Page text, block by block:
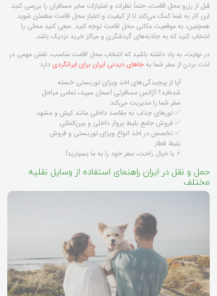
قبل از رزرو محل اقامت، حتماً نظرات و امتیازات سایر مسافران را بررسی کنید.
این کار به شما کمک می‌کند تا از کیفیت و اعتبار محل اقامت مطمئن شوید.
همچنین، به موقعیت مکانی محل اقامت توجه کنید. سعی کنید محلی را
انتخاب کنید که به جاذبه‌های گردشگری و مراکز خرید نزدیک باشد.
در نهایت، به یاد داشته باشید که انتخاب محل اقامت مناسب، نقش مهمی در
لذت بردن از سفر شما به جاهای دیدنی ایران برای ایرانگردی دارد.
آیا از پیچیدگی‌های اخذ ویزای توریستی خسته
شده‌اید؟ آژانس مسافرتی آسمان سپید، تمامی مراحل
سفر شما را مدیریت می‌کند.
✅ تورهای جذاب به مقاصد داخلی مانند کیش و مشهد
✅ فروش جامع بلیط پرواز داخلی و بین‌المللی
✅ تخصص در اخذ انواع ویزای توریستی و فروش
بلیط قطار
⚡ با خیال راحت، سفر خود را به ما بسپارید!
حمل و نقل در ایران راهنمای استفاده از وسایل نقلیه
مختلف